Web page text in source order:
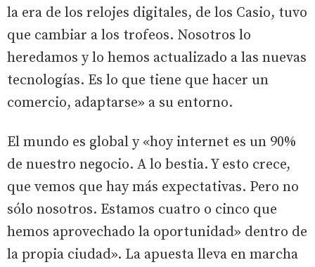
la era de los relojes digitales, de los Casio, tuvo
que cambiar a los trofeos. Nosotros lo
heredamos y lo hemos actualizado a las nuevas
tecnologías. Es lo que tiene que hacer un
comercio, adaptarse» a su entorno.
El mundo es global y «hoy internet es un 90%
de nuestro negocio. A lo bestia. Y esto crece,
que vemos que hay más expectativas. Pero no
sólo nosotros. Estamos cuatro o cinco que
hemos aprovechado la oportunidad» dentro de
la propia ciudad». La apuesta lleva en marcha